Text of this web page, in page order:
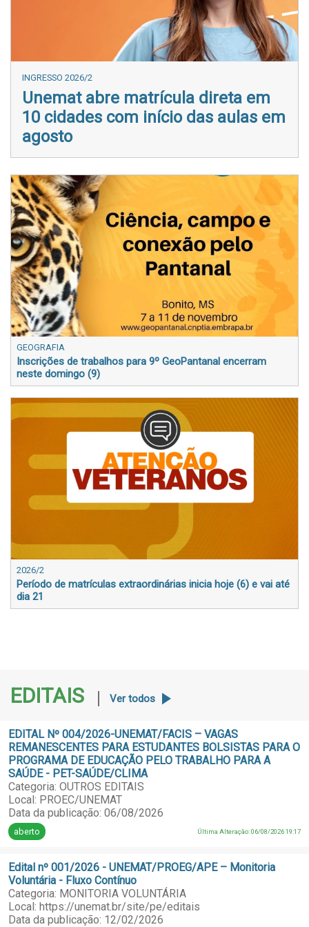
INGRESSO 2026/2
Unemat abre matrícula direta em
10 cidades com início das aulas em
agosto
GEOGRAFIA
Inscrições de trabalhos para 9º GeoPantanal encerram
neste domingo (9)
2026/2
Período de matrículas extraordinárias inicia hoje (6) e vai até
dia 21
EDITAIS Ver todos
EDITAL Nº 004/2026-UNEMAT/FACIS – VAGAS
REMANESCENTES PARA ESTUDANTES BOLSISTAS PARA O
PROGRAMA DE EDUCAÇÃO PELO TRABALHO PARA A
SAÚDE - PET-SAÚDE/CLIMA
Categoria: OUTROS EDITAIS
Local: PROEC/UNEMAT
Data da publicação: 06/08/2026
aberto Última Alteração: 06/08/2026 19:17
Edital nº 001/2026 - UNEMAT/PROEG/APE – Monitoria
Voluntária - Fluxo Contínuo
Categoria: MONITORIA VOLUNTÁRIA
Local: https://unemat.br/site/pe/editais
Data da publicação: 12/02/2026